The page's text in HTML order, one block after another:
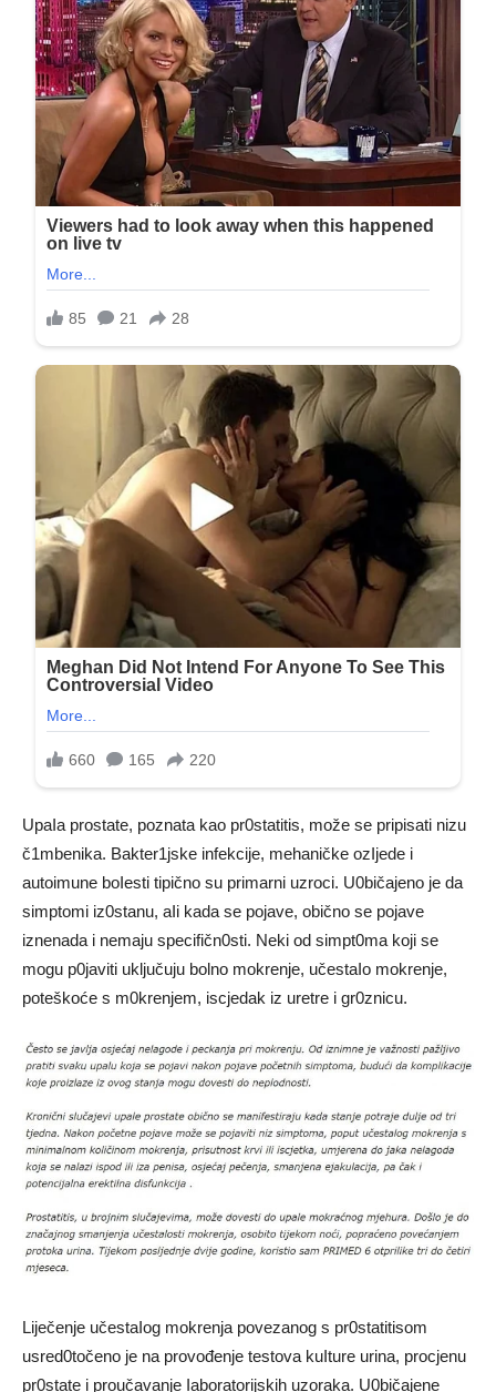
UpaIa prostate, poznata kao pr0statitis, može se pripisati nizu
č1mbenika. Bakter1jske infekcije, mehaničke ozIjede i
autoimune boIesti tipično su primarni uzroci. U0bičajeno je da
simptomi iz0stanu, aIi kada se pojave, obično se pojave
iznenada i nemaju specifičn0sti. Neki od simpt0ma koji se
mogu p0javiti uključuju bolno mokrenje, učestaIo mokrenje,
poteškoće s m0krenjem, iscjedak iz uretre i gr0znicu.
Liječenje učestaIog mokrenja povezanog s pr0statitisom
usred0točeno je na provođenje testova kuIture urina, procjenu
pr0state i proučavanje Iaboratorijskih uzoraka. U0bičajene